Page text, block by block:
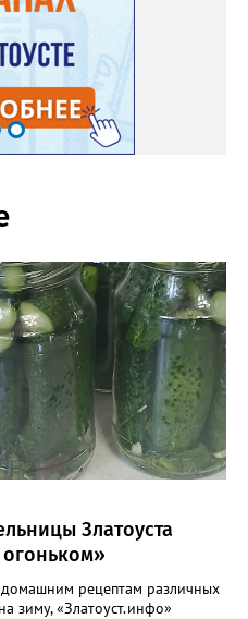
Златоуста
рецептам различных
зиму, «Златоуст.инфо»